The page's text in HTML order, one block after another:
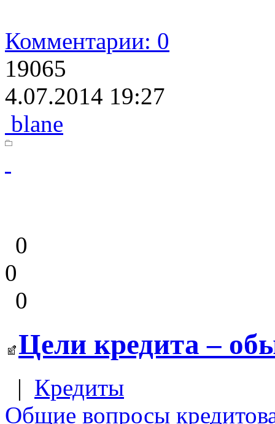
Комментарии: 0
19065
4.07.2014 19:27
blane
0
0
0
Цели кредита –
| Кредиты
Общие вопросы